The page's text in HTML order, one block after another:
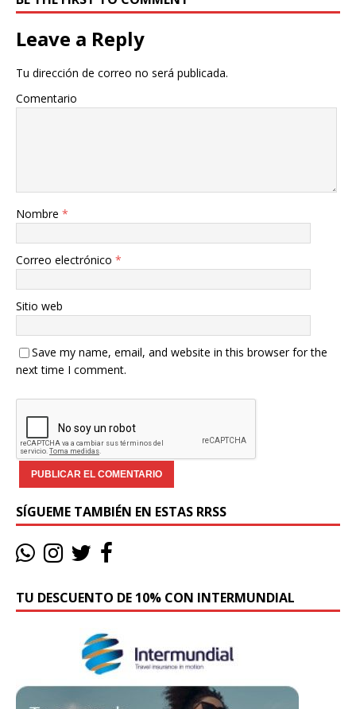
Leave a Reply
Tu dirección de correo no será publicada.
Comentario
Nombre *
Correo electrónico *
Sitio web
Save my name, email, and website in this browser for the
next time I comment.
SÍGUEME TAMBIÉN EN ESTAS RRSS
TU DESCUENTO DE 10% CON INTERMUNDIAL